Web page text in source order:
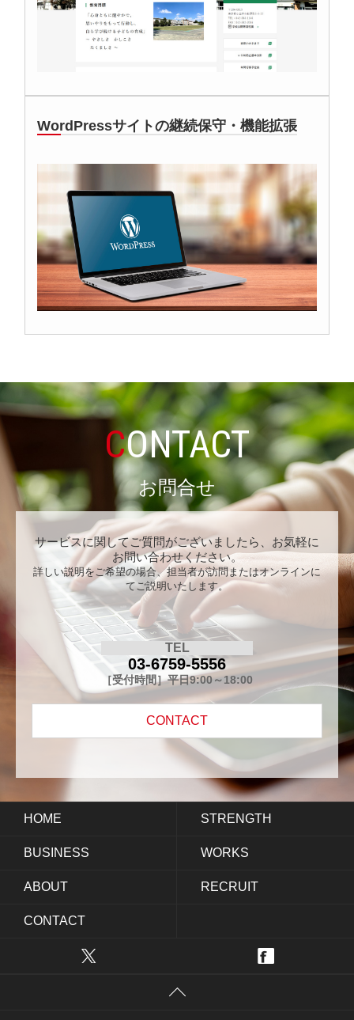
WordPressサイトの継続保守・機能拡張
CONTACT
お問合せ
サービスに関してご質問がございましたら、お気軽に
お問い合わせください。
詳しい説明をご希望の場合、担当者が訪問またはオンラインに
てご説明いたします。
TEL
03-6759-5556
［受付時間］平日9:00～18:00
CONTACT
HOME STRENGTH
BUSINESS WORKS
ABOUT RECRUIT
CONTACT